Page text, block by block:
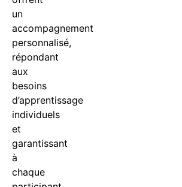
un
accompagnement
personnalisé,
répondant
aux
besoins
d’apprentissage
individuels
et
garantissant
à
chaque